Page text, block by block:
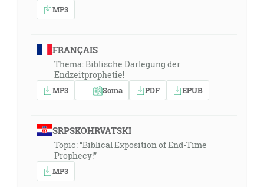
MP3
FRANÇAIS
Thema: Biblische Darlegung der
Endzeitprophetie!
MP3 Soma PDF EPUB
SRPSKOHRVATSKI
Topic: “Biblical Exposition of End-Time
Prophecy!”
MP3